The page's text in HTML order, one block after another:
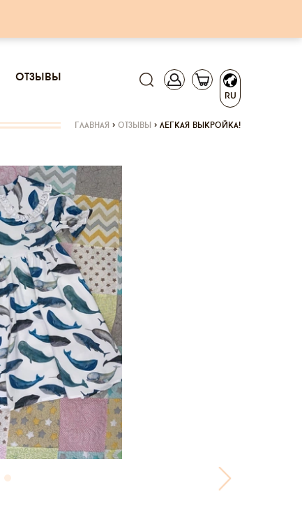
RU
отзывы
главная > отзывы > легкая выкройка!